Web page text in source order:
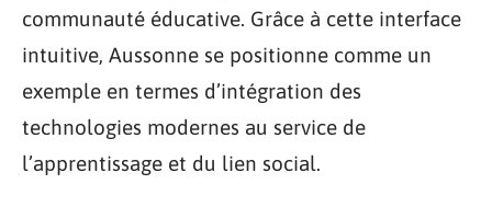
communauté éducative. Grâce à cette interface
intuitive, Aussonne se positionne comme un
exemple en termes d’intégration des
technologies modernes au service de
l’apprentissage et du lien social.